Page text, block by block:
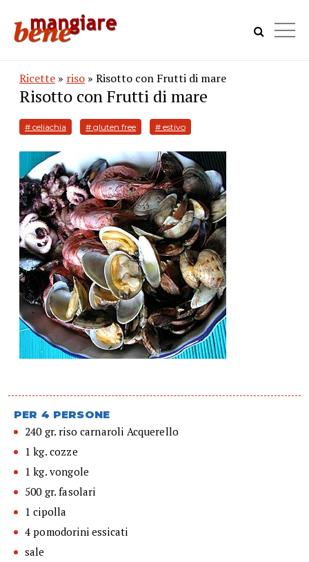
Ricette » riso » Risotto con Frutti di mare
Risotto con Frutti di mare
# celiachia # gluten free # estivo
PER 4 PERSONE
240 gr. riso carnaroli Acquerello
1 kg. cozze
1 kg. vongole
500 gr. fasolari
1 cipolla
4 pomodorini essicati
sale